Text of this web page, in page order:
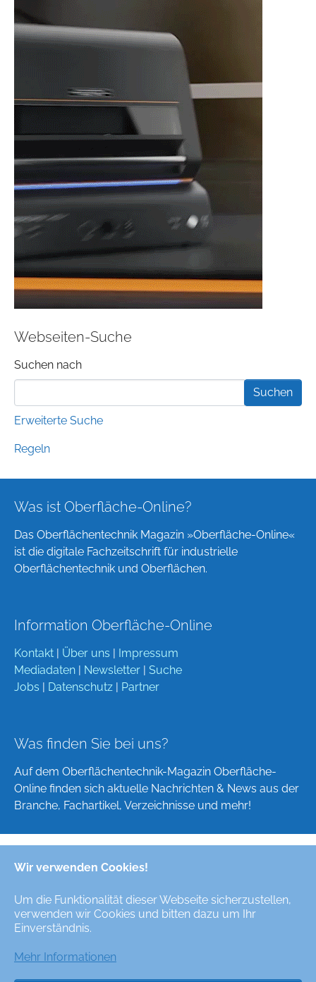
Wir verwenden Cookies!
Um die Funktionalität dieser Webseite sicherzustellen,
verwenden wir Cookies und bitten dazu um Ihr
Einverständnis.
Mehr Informationen
Webseiten-Suche
Suchformular
Suchen nach
Erweiterte Suche
Regeln
Was ist Oberfläche-Online?
Das Oberflächentechnik Magazin »Oberfläche-Online«
ist die digitale Fachzeitschrift für industrielle
Oberflächentechnik und Oberflächen.
Information Oberfläche-Online
Kontakt | Über uns | Impressum
Mediadaten | Newsletter | Suche
Jobs | Datenschutz | Partner
Was finden Sie bei uns?
Auf dem Oberflächentechnik-Magazin Oberfläche-
Online finden sich aktuelle Nachrichten & News aus der
Branche, Fachartikel, Verzeichnisse und mehr!
Deutsch
Alle Rechte/All Rights Reserved © Oberfläche-Online,
das digitale Oberflächentechnik-Magazin / the digital
surface technologies magazine